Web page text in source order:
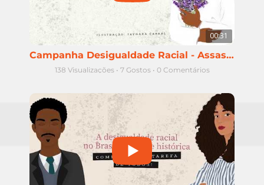
00:31
Campanha Desigualdade Racial - Assassinatos de mulheres negras
138 Visualizações • 7 Gostos • 0 Comentários